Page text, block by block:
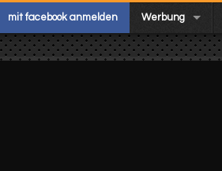
mit facebook anmelden Werbung